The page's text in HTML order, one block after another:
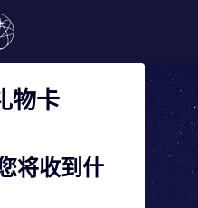
物卡
将收到什